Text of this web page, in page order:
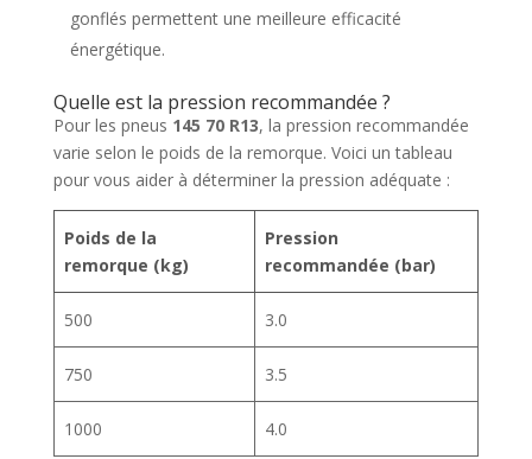
gonflés permettent une meilleure efficacité
énergétique.
Quelle est la pression recommandée ?
Pour les pneus 145 70 R13, la pression recommandée
varie selon le poids de la remorque. Voici un tableau
pour vous aider à déterminer la pression adéquate :
Poids de la
remorque (kg)
Pression
recommandée (bar)
500 3.0
750 3.5
1000 4.0